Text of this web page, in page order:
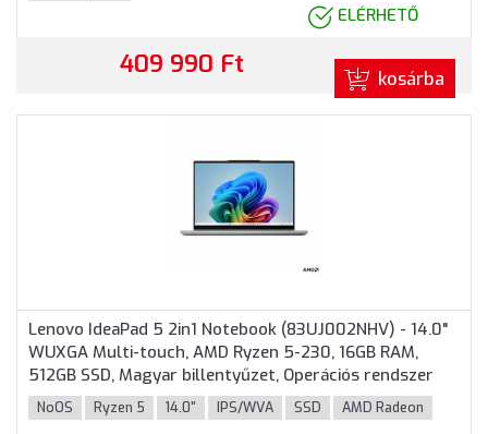
ELÉRHETŐ
409 990 Ft kosárba
Lenovo IdeaPad 5 2in1 Notebook (83UJ002NHV) - 14.0"
WUXGA Multi-touch, AMD Ryzen 5-230, 16GB RAM,
512GB SSD, Magyar billentyűzet, Operációs rendszer
nélkül, hálózati adapter nélkül, 3 év garancia, Szürke
színben
NoOS Ryzen 5 14.0" IPS/WVA SSD AMD Radeon